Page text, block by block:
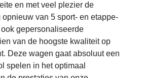
en met veel plezier de
opnieuw van 5 sport- en etappe-
gepersonaliseerde
van de hoogste kwaliteit op
Deze wagen gaat absoluut een
spelen in het optimaal